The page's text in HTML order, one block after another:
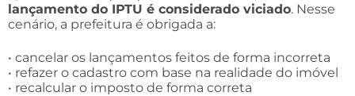
lançamento do IPTU é considerado viciado. Nesse
cenário, a prefeitura é obrigada a:
• cancelar os lançamentos feitos de forma incorreta
• refazer o cadastro com base na realidade do imóvel
• recalcular o imposto de forma correta